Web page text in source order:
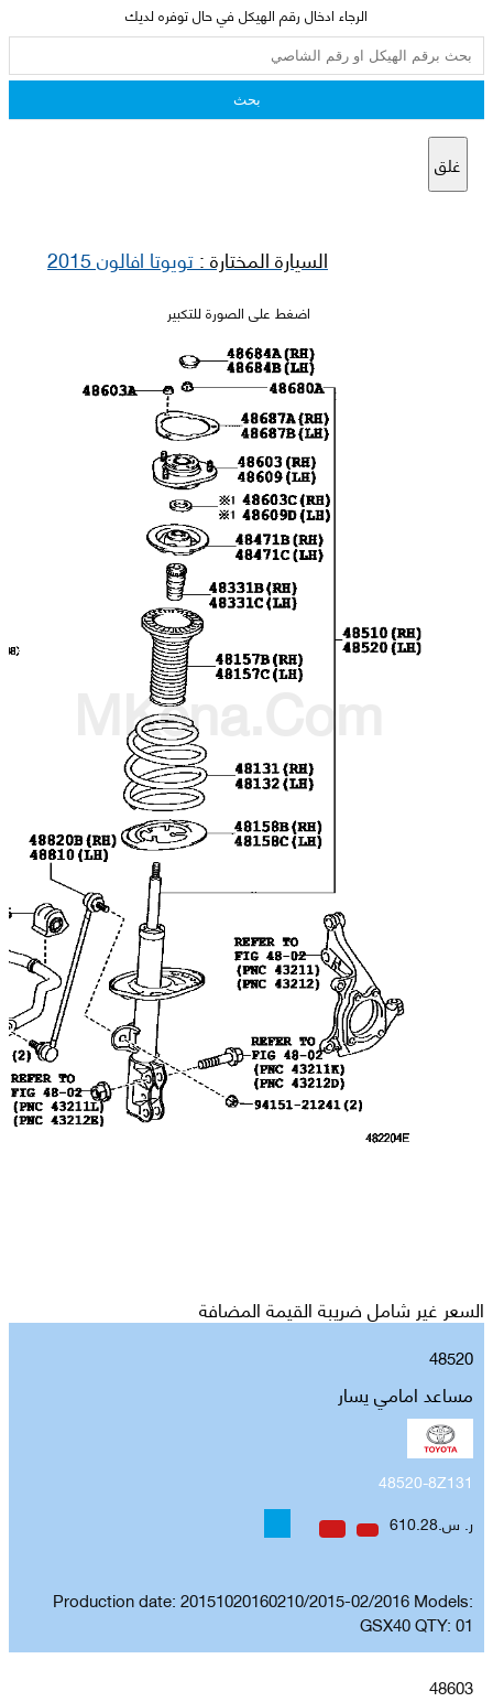
الرجاء ادخال رقم الهيكل في حال توفره لديك
بحث
غلق
السيارة المختارة :تويوتا افالون 2015
اضغط على الصورة للتكبير
السعر غير شامل ضريبة القيمة المضافة
48520
مساعد امامي يسار
48520-8Z131
ر. س.610.28
Production date: 20151020160210/2015-02/2016 Models:
GSX40 QTY: 01
48603